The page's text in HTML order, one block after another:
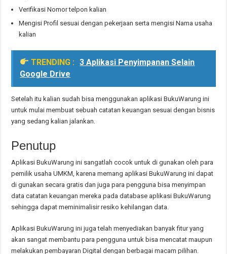
Verifikasi Nomor telpon kalian
Mengisi Profil sesuai dengan pekerjaan serta mengisi Nama usaha
kalian
TRENDING :
3 Aplikasi Penyimpanan Selain
Google Drive
Setelah itu kalian sudah bisa menggunakan aplikasi BukuWarung ini
untuk mulai membuat sebuah catatan keuangan sesuai dengan bisnis
yang sedang kalian jalankan.
Penutup
Aplikasi BukuWarung ini sangatlah cocok untuk di gunakan oleh para
pemilik usaha UMKM, karena memang aplikasi BukuWarung ini dapat
di gunakan secara gratis dan juga para pengguna bisa menyimpan
data catatan keuangan mereka pada database aplikasi BukuWarung
sehingga dapat meminimalisir resiko kehilangan data.
Aplikasi BukuWarung ini juga telah menyediakan banyak fitur yang
akan sangat membantu para pengguna untuk bisa mencatat maupun
melakukan pembayaran Digital dengan berbagai macam pilihan.